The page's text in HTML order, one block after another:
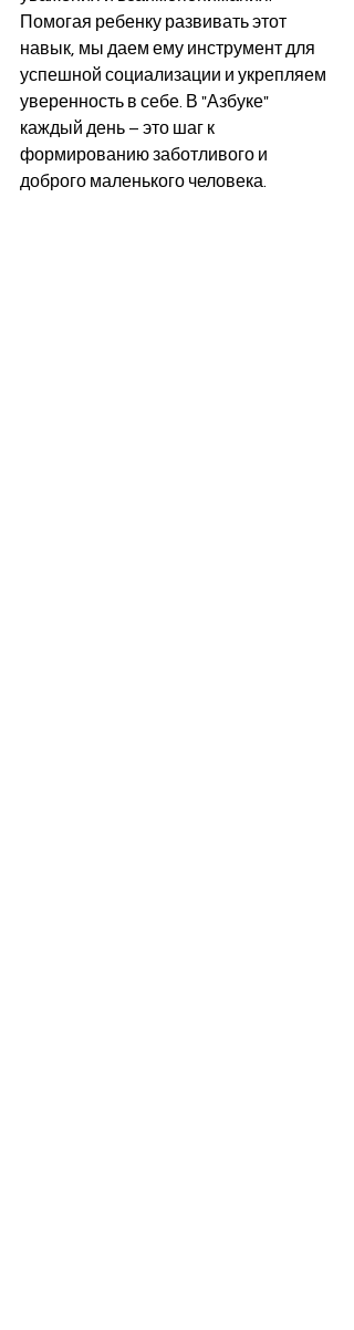
Помогая ребенку развивать этот
навык, мы даем ему инструмент для
успешной социализации и укрепляем
уверенность в себе. В "Азбуке"
каждый день – это шаг к
формированию заботливого и
доброго маленького человека.